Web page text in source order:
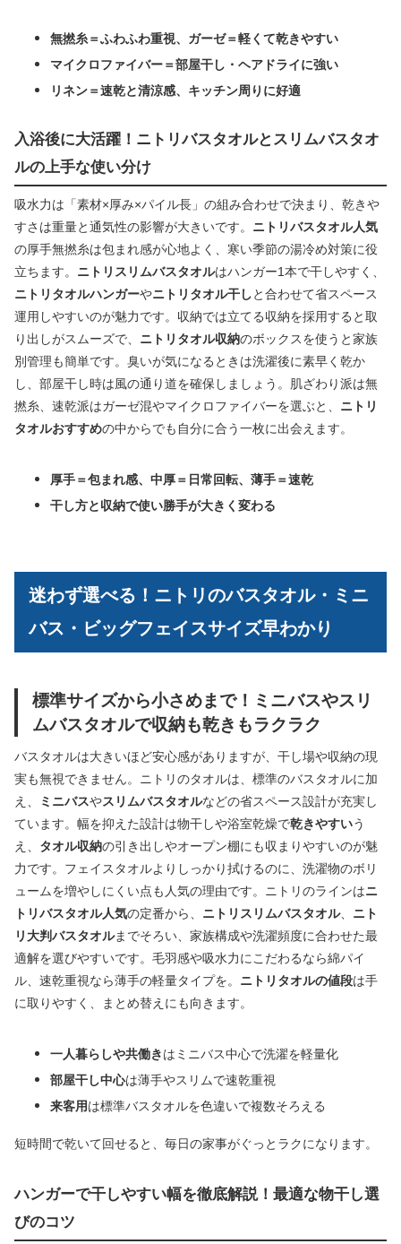
無撚糸＝ふわふわ重視、ガーゼ＝軽くて乾きやすい
マイクロファイバー＝部屋干し・ヘアドライに強い
リネン＝速乾と清涼感、キッチン周りに好適
入浴後に大活躍！ニトリバスタオルとスリムバスタオ
ルの上手な使い分け
吸水力は「素材×厚み×パイル長」の組み合わせで決まり、乾きや
すさは重量と通気性の影響が大きいです。 ニトリバスタオル人気
の厚手無撚糸は包まれ感が心地よく、寒い季節の湯冷め対策に役
立ちます。 ニトリスリムバスタオルはハンガー1本で干しやすく、
ニトリタオルハンガーやニトリタオル干しと合わせて省スペース
運用しやすいのが魅力です。収納では立てる収納を採用すると取
り出しがスムーズで、 ニトリタオル収納のボックスを使うと家族
別管理も簡単です。臭いが気になるときは洗濯後に素早く乾か
し、部屋干し時は風の通り道を確保しましょう。肌ざわり派は無
撚糸、速乾派はガーゼ混やマイクロファイバーを選ぶと、 ニトリ
タオルおすすめの中からでも自分に合う一枚に出会えます。
厚手＝包まれ感、中厚＝日常回転、薄手＝速乾
干し方と収納で使い勝手が大きく変わる
迷わず選べる！ニトリのバスタオル・ミニ
バス・ビッグフェイスサイズ早わかり
標準サイズから小さめまで！ミニバスやスリ
ムバスタオルで収納も乾きもラクラク
バスタオルは大きいほど安心感がありますが、干し場や収納の現
実も無視できません。ニトリのタオルは、標準のバスタオルに加
え、
ミニバスやスリムバスタオルなどの省スペース設計が充実し
ています。幅を抑えた設計は物干しや浴室乾燥で乾きやすいう
え、 タオル収納の引き出しやオープン棚にも収まりやすいのが魅
力です。フェイスタオルよりしっかり拭けるのに、洗濯物のボリ
ュームを増やしにくい点も人気の理由です。ニトリのラインはニ
トリバスタオル人気の定番から、 ニトリスリムバスタオル、 ニト
リ大判バスタオルまでそろい、家族構成や洗濯頻度に合わせた最
適解を選びやすいです。毛羽感や吸水力にこだわるなら綿パイ
ル、速乾重視なら薄手の軽量タイプを。 ニトリタオルの値段は手
に取りやすく、まとめ替えにも向きます。
一人暮らしや共働きはミニバス中心で洗濯を軽量化
部屋干し中心は薄手やスリムで速乾重視
来客用は標準バスタオルを色違いで複数そろえる
短時間で乾いて回せると、毎日の家事がぐっとラクになります。
ハンガーで干しやすい幅を徹底解説！最適な物干し選
びのコツ